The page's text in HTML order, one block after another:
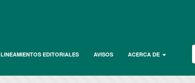
LINEAMIENTOS EDITORIALES AVISOS ACERCA DE